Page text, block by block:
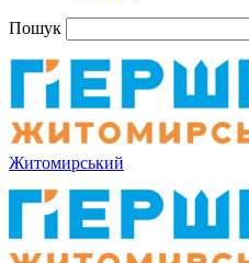
Пошук
Житомирський